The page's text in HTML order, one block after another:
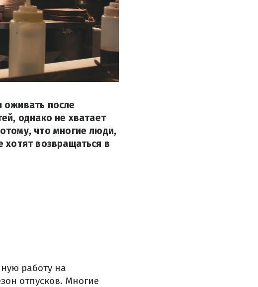
оживать после
однако не хватает
что многие люди,
возвращаться в
работу на
отпусков. Многие